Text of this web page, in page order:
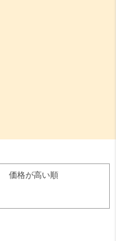
価格が高い順